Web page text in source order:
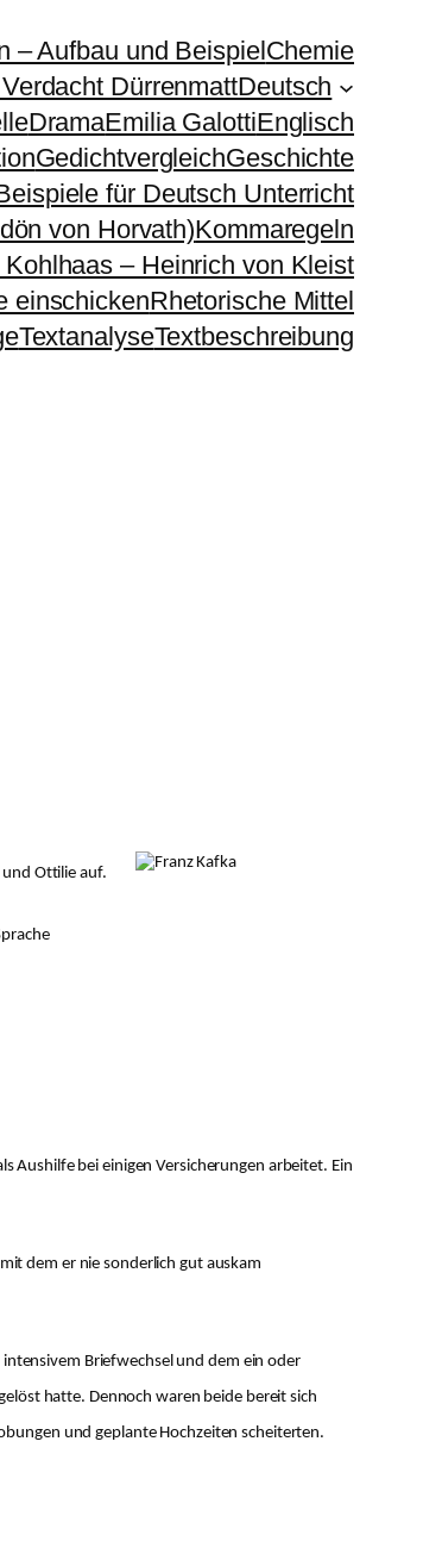
– Aufbau und BeispielChemie
DürrenmattDeutsch
DramaEmilia GalottiEnglisch
GedichtvergleichGeschichte
für Deutsch Unterricht
von Horvath)Kommaregeln
– Heinrich von Kleist
einschickenRhetorische Mittel
TextanalyseTextbeschreibung
und Ottilie auf.
Aushilfe bei einigen Versicherungen arbeitet. Ein
dem er nie sonderlich gut auskam
Briefwechsel und dem ein oder
hatte. Dennoch waren beide bereit sich
und geplante Hochzeiten scheiterten.